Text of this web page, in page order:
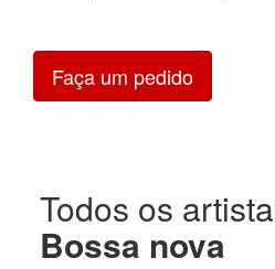
Faça um pedido
Todos os
Bossa nova